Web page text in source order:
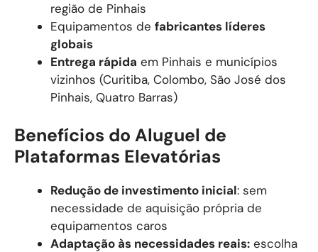
região de Pinhais
Equipamentos de fabricantes líderes
globais
Entrega rápida em Pinhais e municípios
vizinhos (Curitiba, Colombo, São José dos
Pinhais, Quatro Barras)
Benefícios do Aluguel de
Plataformas Elevatórias
Redução de investimento inicial: sem
necessidade de aquisição própria de
equipamentos caros
Adaptação às necessidades reais: escolha